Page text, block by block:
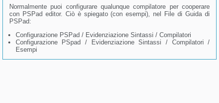
Normalmente puoi configurare qualunque compilatore per cooperare
con PSPad editor. Ciò è spiegato (con esempi), nel File di Guida di
PSPad:
Configurazione PSPad / Evidenziazione Sintassi / Compilatori
Configurazione PSpad / Evidenziazione Sintassi / Compilatori /
Esempi